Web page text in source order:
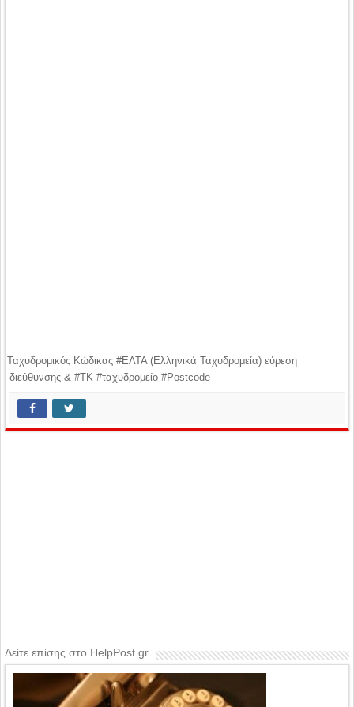
Ταχυδρομικός Κώδικας #ΕΛΤΑ (Ελληνικά Ταχυδρομεία) εύρεση
διεύθυνσης & #ΤΚ #ταχυδρομείο #Postcode
Δείτε επίσης στο HelpPost.gr